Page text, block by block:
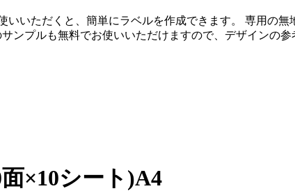
いただくと、簡単にラベルを作成できます。 専用の
ンプルも無料でお使いいただけますので、デザインの参
×10シート)A4